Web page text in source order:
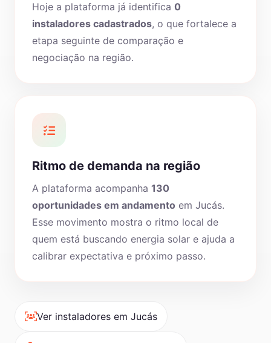
Hoje a plataforma já identifica 0
instaladores cadastrados, o que fortalece a
etapa seguinte de comparação e
negociação na região.
Ritmo de demanda na região
A plataforma acompanha 130
oportunidades em andamento em Jucás.
Esse movimento mostra o ritmo local de
quem está buscando energia solar e ajuda a
calibrar expectativa e próximo passo.
Ver instaladores em Jucás